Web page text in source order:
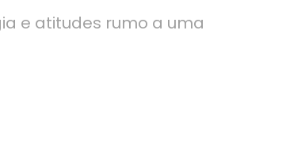
e atitudes rumo a uma